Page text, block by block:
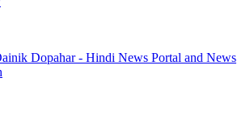
Dopahar - Hindi News Portal and News